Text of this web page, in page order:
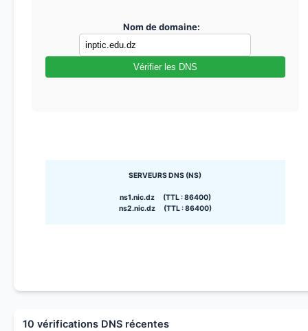
Nom de domaine:
Vérifier les DNS
SERVEURS DNS (NS)
ns1.nic.dz (TTL : 86400)
ns2.nic.dz (TTL : 86400)
10 vérifications DNS récentes